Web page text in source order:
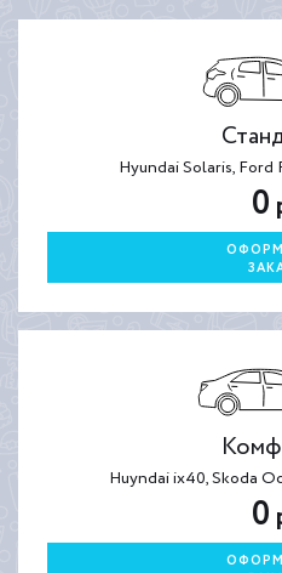
Hyundai Solaris, Ford
0
Huyndai ix40, Skoda
0